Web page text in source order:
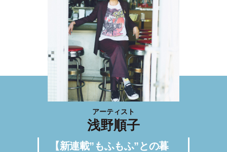
アーティスト
浅野順子
【新連載”もふもふ”との暮